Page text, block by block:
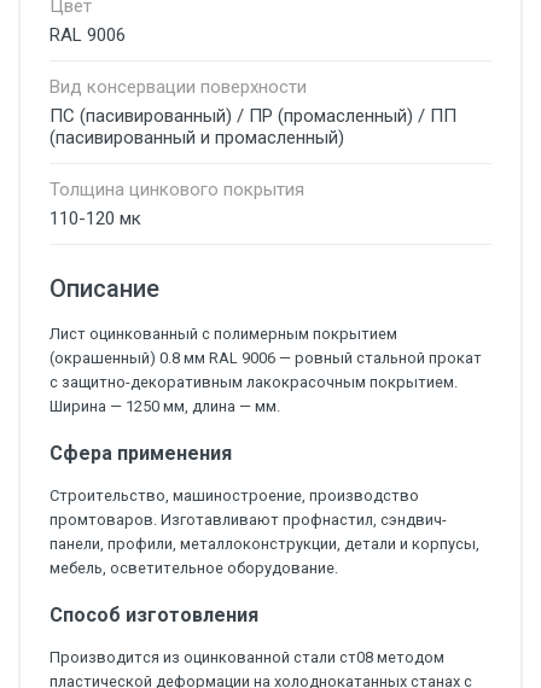
Цвет
RAL 9006
Вид консервации поверхности
ПС (пасивированный) / ПР (промасленный) / ПП
(пасивированный и промасленный)
Толщина цинкового покрытия
110-120 мк
Описание
Лист оцинкованный с полимерным покрытием
(окрашенный) 0.8 мм RAL 9006 — ровный стальной прокат
с защитно-декоративным лакокрасочным покрытием.
Ширина — 1250 мм, длина — мм.
Сфера применения
Строительство, машиностроение, производство
промтоваров. Изготавливают профнастил, сэндвич-
панели, профили, металлоконструкции, детали и корпусы,
мебель, осветительное оборудование.
Способ изготовления
Производится из оцинкованной стали ст08 методом
пластической деформации на холоднокатанных станах с